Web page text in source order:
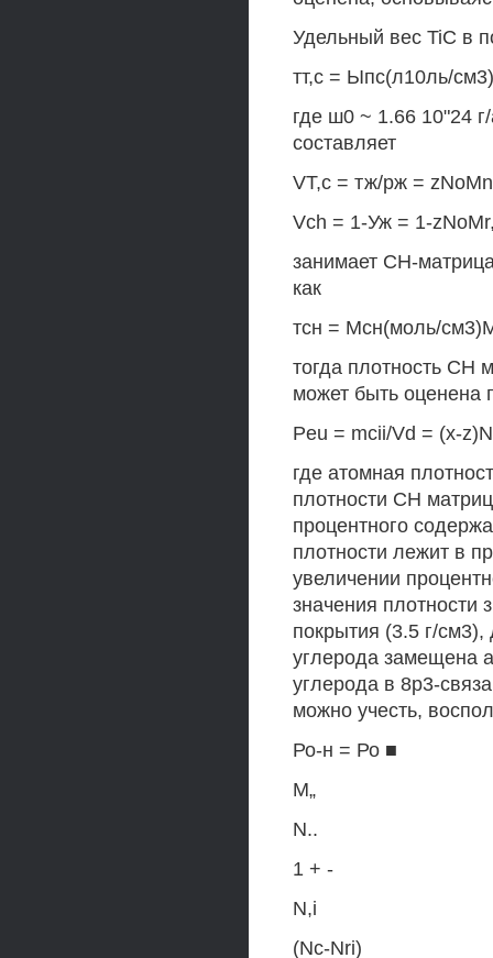
Удельный вес TiC в
тт,с = Ыпс(л10ль/
где ш0 ~ 1.66 10"24
составляет
VT,c = тж/рж =
Vch = 1-Уж = 1-
занимает СН-
как
тсн = Мсн(моль/
тогда плотность СН
может быть оценена
Peu = mcii/Vd = (x-
где атомная
плотности СН
процентного
плотности лежит в
увеличении
значения плотности
покрытия (3.5 г/см3),
углерода замещена
углерода в 8р3-
можно учесть,
Ро-н = Ро ■
М„
N..
1 + -
N,i
(Nc-Nri)